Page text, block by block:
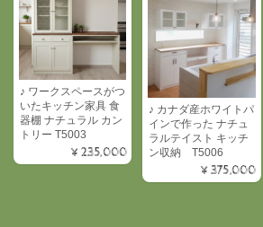
♪ ワークスペースがつ
いたキッチン家具 食
器棚 ナチュラル カン
トリー T5003
¥235,000
♪ カナダ産ホワイトパ
インで作った ナチュ
ラルテイスト キッチ
ン収納 T5006
¥375,000